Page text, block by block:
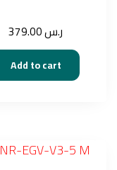
ر.س379.00
Add to cart